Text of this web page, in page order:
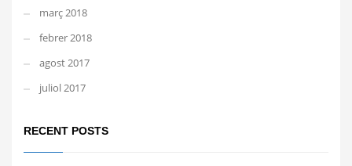
març 2018
febrer 2018
agost 2017
juliol 2017
RECENT POSTS